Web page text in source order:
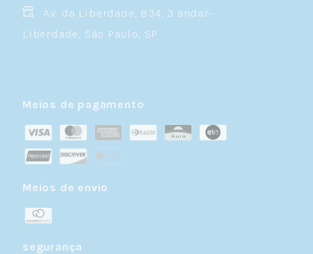
Av. da Liberdade, 834, 3 andar-
Liberdade, São Paulo, SP
Meios de pagamento
Meios de envio
segurança